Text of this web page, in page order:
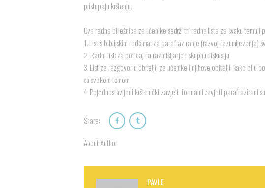
pristupaju krštenju.
Ova radna bilježnica za učenike sadrži tri radna lista za svaku temu
1. List s biblijskim redcima: za parafraziranje (razvoj razumijevanja)
2. Radni list: za poticaj na razmišljanje i skupnu diskusiju
3. List za razgovor u obitelji: za učenike i njihove obitelji; kako bi u
sa svakom temom
4. Pojednostavljeni krštenički zavjeti: formalni zavjeti parafrazirani
Share:
About Author
PAVLE